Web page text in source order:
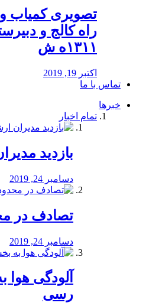
️تصویری کمیاب و
راه كالج و
۱۳۱۱ه ش
اکتبر 19, 2019
تماس با ما
خبرها
تمام اخبار
بازدید
دسامبر 24, 2019
تصادف در
دسامبر 24, 2019
آلودگی
رسی